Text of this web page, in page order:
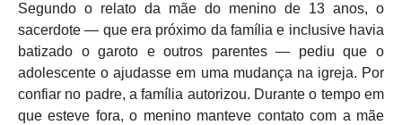
Segundo o relato da mãe do menino de 13 anos, o
sacerdote — que era próximo da família e inclusive havia
batizado o garoto e outros parentes — pediu que o
adolescente o ajudasse em uma mudança na igreja. Por
confiar no padre, a família autorizou. Durante o tempo em
que esteve fora, o menino manteve contato com a mãe